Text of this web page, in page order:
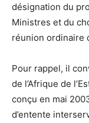
désignation du
Ministres et du
réunion ordinaire
Pour rappel, il
de l’Afrique de
conçu en mai
d’entente